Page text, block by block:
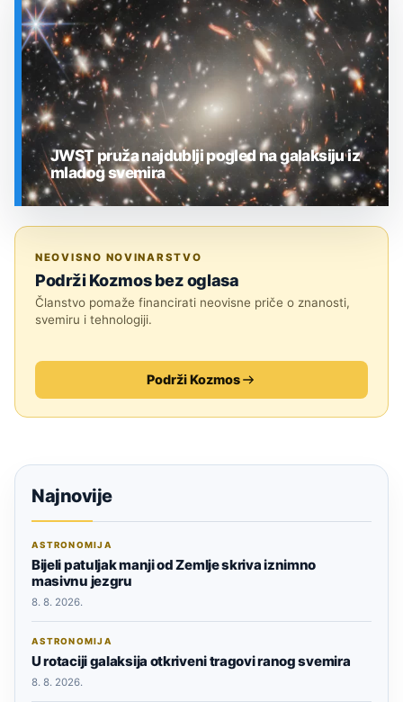
JWST pruža najdublji pogled na galaksiju iz
mladog svemira
NEOVISNO NOVINARSTVO
Podrži Kozmos bez oglasa
Članstvo pomaže financirati neovisne priče o znanosti,
svemiru i tehnologiji.
Podrži Kozmos
Najnovije
ASTRONOMIJA
Bijeli patuljak manji od Zemlje skriva iznimno
masivnu jezgru
8. 8. 2026.
ASTRONOMIJA
U rotaciji galaksija otkriveni tragovi ranog svemira
8. 8. 2026.